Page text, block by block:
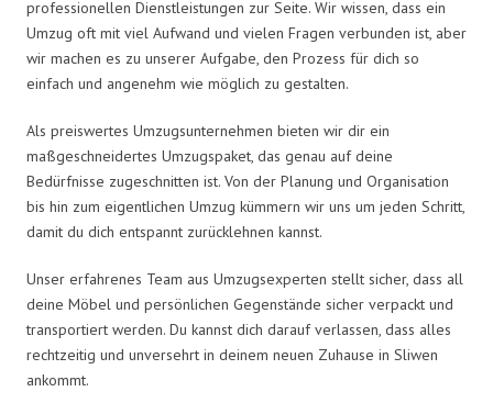
professionellen Dienstleistungen zur Seite. Wir wissen, dass ein
Umzug oft mit viel Aufwand und vielen Fragen verbunden ist, aber
wir machen es zu unserer Aufgabe, den Prozess für dich so
einfach und angenehm wie möglich zu gestalten.
Als preiswertes Umzugsunternehmen bieten wir dir ein
maßgeschneidertes Umzugspaket, das genau auf deine
Bedürfnisse zugeschnitten ist. Von der Planung und Organisation
bis hin zum eigentlichen Umzug kümmern wir uns um jeden Schritt,
damit du dich entspannt zurücklehnen kannst.
Unser erfahrenes Team aus Umzugsexperten stellt sicher, dass all
deine Möbel und persönlichen Gegenstände sicher verpackt und
transportiert werden. Du kannst dich darauf verlassen, dass alles
rechtzeitig und unversehrt in deinem neuen Zuhause in Sliwen
ankommt.